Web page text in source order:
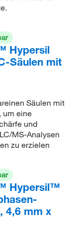
Hypersil
Säulen mit
Säulen mit
um eine
und
MS-Analysen
zu erzielen
Hypersil™
4,6 mm x